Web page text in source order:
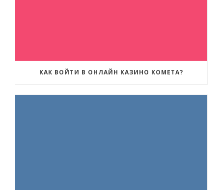
КАК ВОЙТИ В ОНЛАЙН КАЗИНО КОМЕТА?